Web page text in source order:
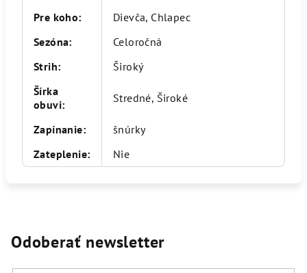
Pre koho:
Dievča, Chlapec
Sezóna:
Celoročná
Strih:
Široký
Šírka
obuvi: Stredné, Široké
Zapínanie:
šnúrky
Zateplenie: Nie
Odoberať newsletter